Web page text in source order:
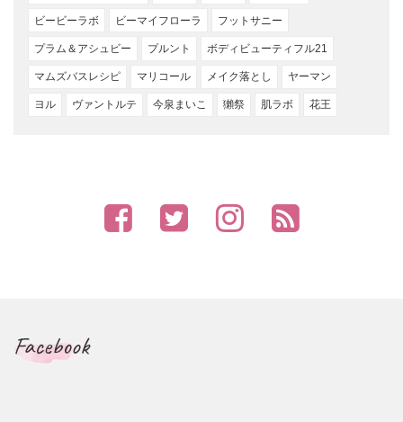
ビービーラボ ビーマイフローラ フットサニー
プラム＆アシュビー プルント ボディビューティフル21
マムズバスレシピ マリコール メイク落とし ヤーマン
ヨル ヴァントルテ 今泉まいこ 獺祭 肌ラボ 花王
Facebook